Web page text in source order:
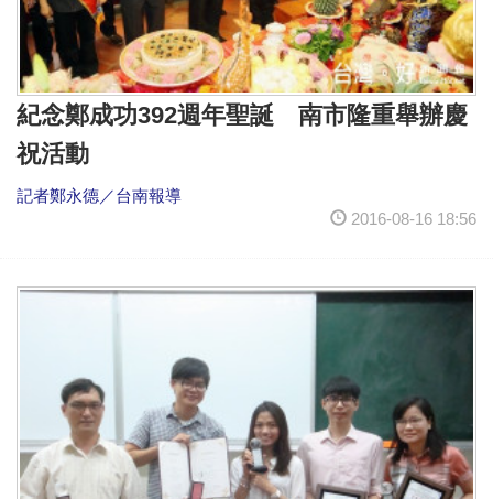
紀念鄭成功392週年聖誕 南市隆重舉辦慶
祝活動
記者鄭永德／台南報導
2016-08-16 18:56